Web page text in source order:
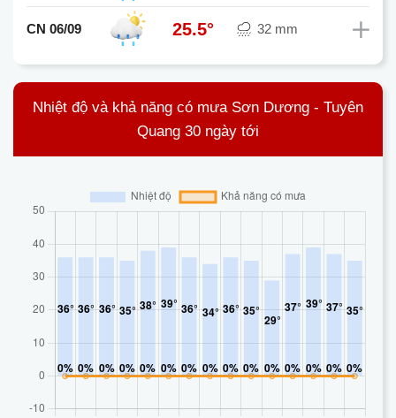
CN 06/09 25.5° 32 mm
Nhiệt độ và khả năng có mưa Sơn Dương - Tuyên
Quang 30 ngày tới